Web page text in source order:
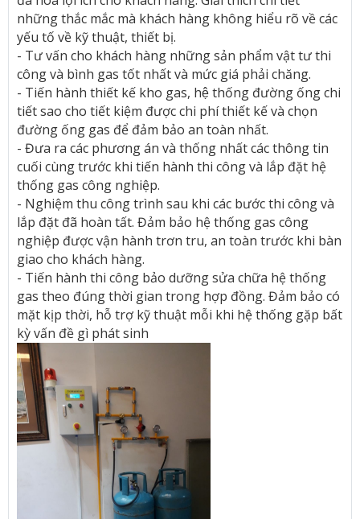
những thắc mắc mà khách hàng không hiểu rõ về các
yếu tố về kỹ thuật, thiết bị.
- Tư vấn cho khách hàng những sản phẩm vật tư thi
công và bình gas tốt nhất và mức giá phải chăng.
- Tiến hành thiết kế kho gas, hệ thống đường ống chi
tiết sao cho tiết kiệm được chi phí thiết kế và chọn
đường ống gas để đảm bảo an toàn nhất.
- Đưa ra các phương án và thống nhất các thông tin
cuối cùng trước khi tiến hành thi công và lắp đặt hệ
thống gas công nghiệp.
- Nghiệm thu công trình sau khi các bước thi công và
lắp đặt đã hoàn tất. Đảm bảo hệ thống gas công
nghiệp được vận hành trơn tru, an toàn trước khi bàn
giao cho khách hàng.
- Tiến hành thi công bảo dưỡng sửa chữa hệ thống
gas theo đúng thời gian trong hợp đồng. Đảm bảo có
mặt kịp thời, hỗ trợ kỹ thuật mỗi khi hệ thống gặp bất
kỳ vấn đề gì phát sinh